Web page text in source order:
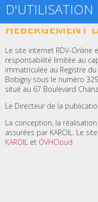
D'UTILISATION
ARTICLE 1 –
HÉBERGEMENT
Le site internet RDV-Online
responsabilité limitée au
immatriculée au Registre
Bobigny sous le numéro
situé au 67 Boulevard
Le Directeur de la
La conception, la
assurées par KAROIL. Le
KAROIL et OVHCloud